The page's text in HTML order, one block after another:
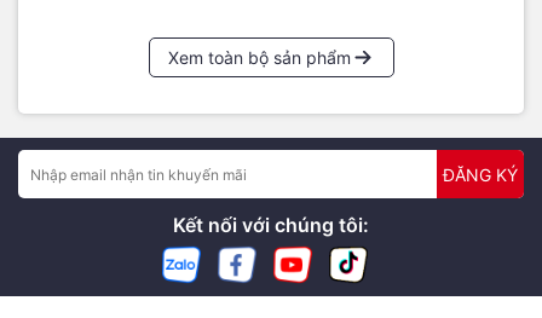
Xem toàn bộ sản phẩm
ĐĂNG KÝ
Kết nối với chúng tôi: